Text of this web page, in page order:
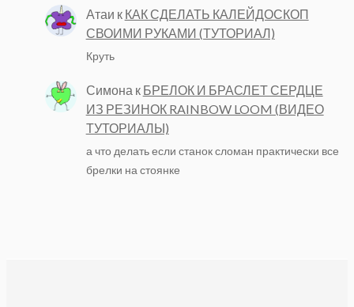
Атаи к КАК СДЕЛАТЬ КАЛЕЙДОСКОП
СВОИМИ РУКАМИ (ТУТОРИАЛ)
Круть
Симона к БРЕЛОК И БРАСЛЕТ СЕРДЦЕ
ИЗ РЕЗИНОК RAINBOW LOOM (ВИДЕО
ТУТОРИАЛЫ)
а что делать если станок сломан практически все
брелки на стоянке